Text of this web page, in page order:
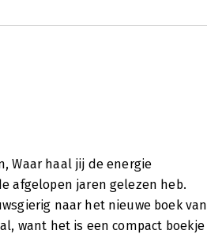
Waar haal jij de energie
afgelopen jaren gelezen heb.
naar het nieuwe boek van
want het is een compact boekje